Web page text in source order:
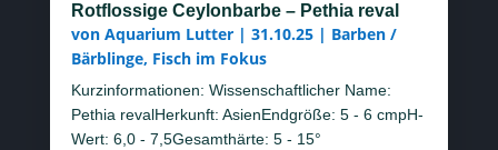
Rotflossige Ceylonbarbe – Pethia reval
von Aquarium Lutter| 31.10.25| Barben /
Bärblinge, Fisch im Fokus
Kurzinformationen: Wissenschaftlicher Name:
Pethia revalHerkunft: AsienEndgröße: 5 - 6 cmpH-
Wert: 6,0 - 7,5Gesamthärte: 5 - 15°